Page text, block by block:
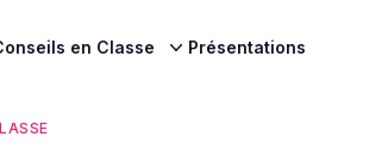
en Classe Présentations